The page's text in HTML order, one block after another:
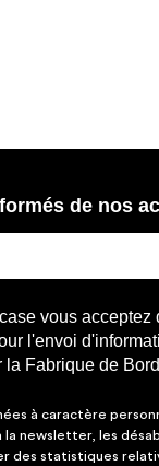
de nos
vous acceptez
l'envoi
la Fabrique de
à caractère
la newsletter, les
des statistiques